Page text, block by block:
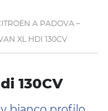
A PADOVA –
XL HDI 130CV
130CV